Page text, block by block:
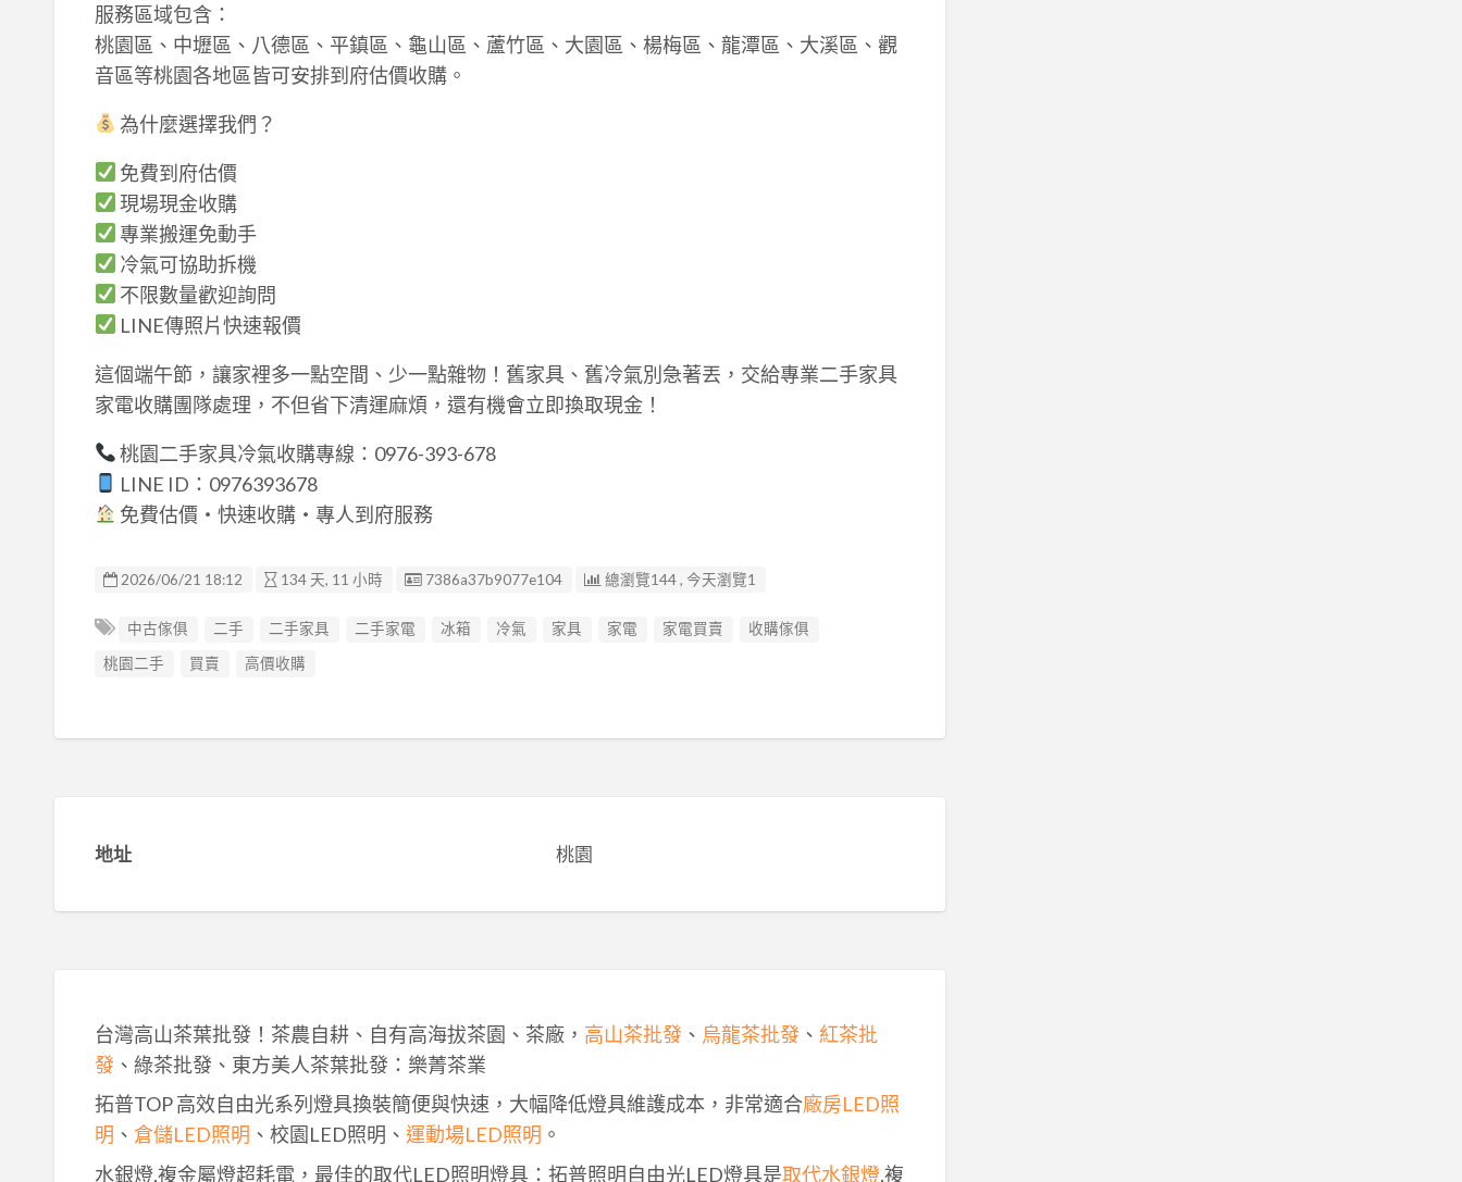
服務區域包含：
桃園區、中壢區、八德區、平鎮區、龜山區、蘆竹區、大園區、楊梅區、龍潭區、大溪區、觀
音區等桃園各地區皆可安排到府估價收購。
為什麼選擇我們？
免費到府估價
現場現金收購
專業搬運免動手
冷氣可協助拆機
不限數量歡迎詢問
LINE傳照片快速報價
這個端午節，讓家裡多一點空間、少一點雜物！舊家具、舊冷氣別急著丟，交給專業二手家具
家電收購團隊處理，不但省下清運麻煩，還有機會立即換取現金！
桃園二手家具冷氣收購專線：0976-393-678
LINE ID：0976393678
免費估價・快速收購・專人到府服務
2026/06/21 18:12 134 天, 11 小時 廣告编號
7386a37b9077e104 總瀏覽144 , 今天瀏覽1
中古傢俱 二手 二手家具 二手家電 冰箱 冷氣 家具 家電 家電買賣
收購傢俱
桃園二手
買賣 高價收購
地址 桃園
台灣高山茶葉批發！茶農自耕、自有高海拔茶園、茶廠， 高山茶批發、 烏龍茶批發、 紅茶批
發、綠茶批發、東方美人茶葉批發：樂菁茶業
拓普TOP 高效自由光系列燈具換裝簡便與快速，大幅降低燈具維護成本，非常適合廠房LED照
明 、 倉儲LED照明 、校園LED照明、 運動場LED照明 。
水銀燈,複金屬燈超耗電，最佳的取代LED照明燈具：拓普照明自由光LED燈具是取代水銀燈,複